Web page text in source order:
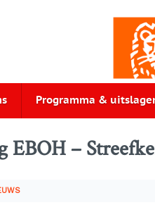
Programma &
EBOH –